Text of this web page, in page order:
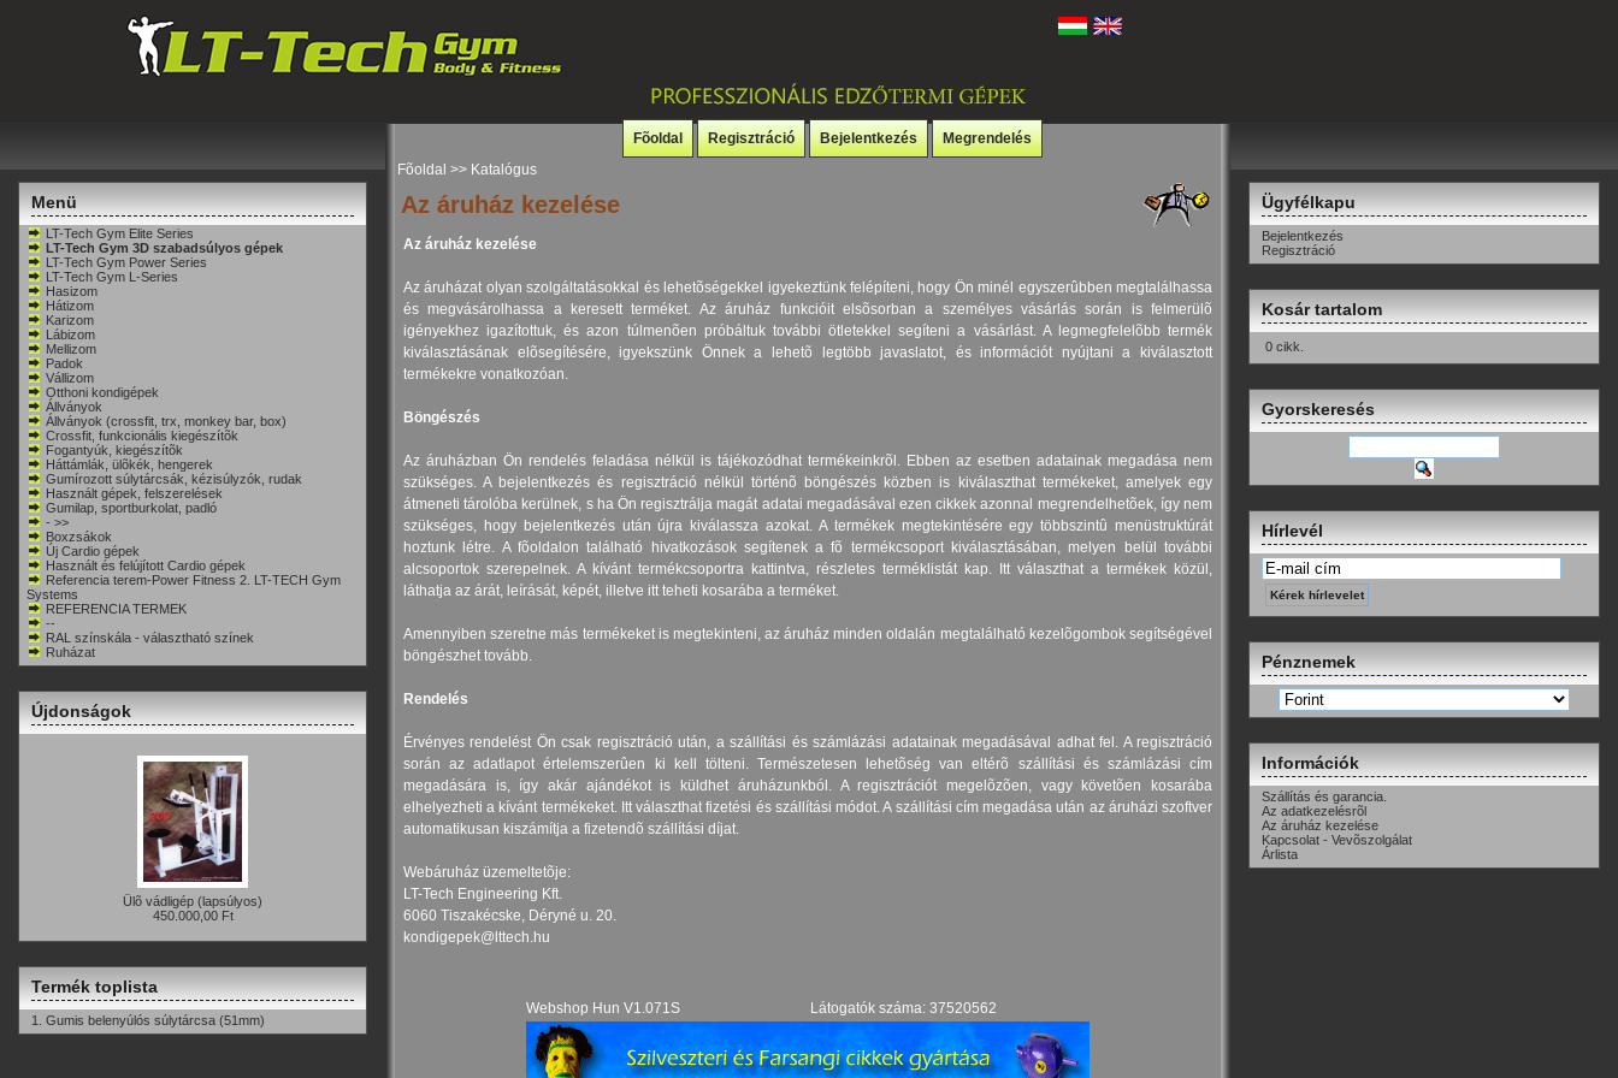
Menü
LT-Tech Gym Elite Series
LT-Tech Gym 3D szabadsúlyos gépek
LT-Tech Gym Power Series
LT-Tech Gym L-Series
Hasizom
Hátizom
Karizom
Lábizom
Mellizom
Padok
Vállizom
Otthoni kondigépek
Állványok
Állványok (crossfit, trx, monkey bar, box)
Crossfit, funkcionális kiegészítõk
Fogantyúk, kiegészítõk
Háttámlák, ülõkék, hengerek
Gumírozott súlytárcsák, kézisúlyzók, rudak
Használt gépek, felszerelések
Gumilap, sportburkolat, padló
- >>
Boxzsákok
Új Cardio gépek
Használt és felújított Cardio gépek
Referencia terem-Power Fitness 2. LT-TECH Gym
Systems
REFERENCIA TERMEK
--
RAL színskála - választható színek
Ruházat
Újdonságok
Ülõ vádligép (lapsúlyos)
450.000,00 Ft
Termék toplista
1. Gumis belenyúlós súlytárcsa (51mm)
Fõoldal Regisztráció Bejelentkezés
Megrendelés
Fõoldal >> Katalógus
Az áruház kezelése
Az áruház kezelése
Az áruházat olyan szolgáltatásokkal és lehetõségekkel igyekeztünk felépíteni, hogy Ön minél egyszerûbben megtalálhassa
és megvásárolhassa a keresett terméket. Az áruház funkcióit elsõsorban a személyes vásárlás során is felmerülõ
igényekhez igazítottuk, és azon túlmenõen próbáltuk további ötletekkel segíteni a vásárlást. A legmegfelelõbb termék
kiválasztásának elõsegítésére, igyekszünk Önnek a lehetõ legtöbb javaslatot, és információt nyújtani a kiválasztott
termékekre vonatkozóan.
Böngészés
Az áruházban Ön rendelés feladása nélkül is tájékozódhat termékeinkrõl. Ebben az esetben adatainak megadása nem
szükséges. A bejelentkezés és regisztráció nélkül történõ böngészés közben is kiválaszthat termékeket, amelyek egy
átmeneti tárolóba kerülnek, s ha Ön regisztrálja magát adatai megadásával ezen cikkek azonnal megrendelhetõek, így nem
szükséges, hogy bejelentkezés után újra kiválassza azokat. A termékek megtekintésére egy többszintû menüstruktúrát
hoztunk létre. A fõoldalon található hivatkozások segítenek a fõ termékcsoport kiválasztásában, melyen belül további
alcsoportok szerepelnek. A kívánt termékcsoportra kattintva, részletes terméklistát kap. Itt választhat a termékek közül,
láthatja az árát, leírását, képét, illetve itt teheti kosarába a terméket.
Amennyiben szeretne más termékeket is megtekinteni, az áruház minden oldalán megtalálható kezelõgombok segítségével
böngészhet tovább.
Rendelés
Érvényes rendelést Ön csak regisztráció után, a szállítási és számlázási adatainak megadásával adhat fel. A regisztráció
során az adatlapot értelemszerûen ki kell tölteni. Természetesen lehetõség van eltérõ szállítási és számlázási cím
megadására is, így akár ajándékot is küldhet áruházunkból. A regisztrációt megelõzõen, vagy követõen kosarába
elhelyezheti a kívánt termékeket. Itt választhat fizetési és szállítási módot. A szállítási cím megadása után az áruházi szoftver
automatikusan kiszámítja a fizetendõ szállítási díjat.
Webáruház üzemeltetõje:
LT-Tech Engineering Kft.
6060 Tiszakécske, Déryné u. 20.
kondigepek@lttech.hu
Webshop Hun V1.071S Látogatók száma: 37520562
Ügyfélkapu
Bejelentkezés
Regisztráció
Kosár tartalom
0 cikk.
Gyorskeresés
Hírlevél
Pénznemek
Információk
Szállítás és garancia.
Az adatkezelésrõl
Az áruház kezelése
Kapcsolat - Vevõszolgálat
Árlista